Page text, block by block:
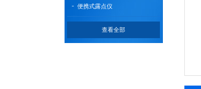
便携式露点仪
查看全部